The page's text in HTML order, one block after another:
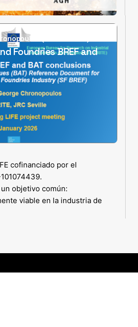
(IPPC Bureau)
Foundries BREF and
cofinanciado por el
objetivo común:
viable en la industria de